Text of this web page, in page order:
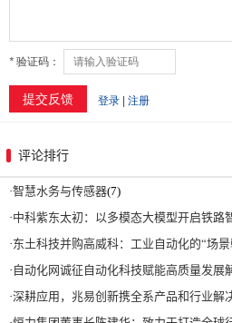
评论排行
·智慧水务与传感器(7)
·中科紫东太初：以多模态大模型开启铁路
·东土科技并购高威科：工业自动化的“场
· 自动化网诚征自动化科技赋能高质量发展
·深耕应用，兆易创新携全系产品和行业解